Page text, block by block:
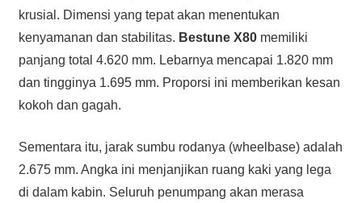
krusial. Dimensi yang tepat akan menentukan
kenyamanan dan stabilitas. Bestune X80memiliki
panjang total 4.620 mm. Lebarnya mencapai 1.820 mm
dan tingginya 1.695 mm. Proporsi ini memberikan kesan
kokoh dan gagah.
Sementara itu, jarak sumbu rodanya (wheelbase) adalah
2.675 mm. Angka ini menjanjikan ruang kaki yang lega
di dalam kabin. Seluruh penumpang akan merasa